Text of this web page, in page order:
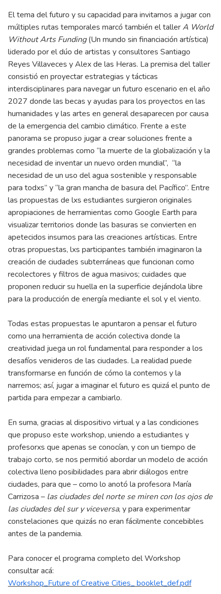
El tema del futuro y su capacidad para invitarnos a jugar con
múltiples rutas temporales marcó también el tallerA World
Without Arts Funding(Un mundo sin financiación artística)
liderado por el dúo de artistas y consultores Santiago
Reyes Villaveces y Alex de las Heras. La premisa del taller
consistió en proyectar estrategias y tácticas
interdisciplinares para navegar un futuro escenario en el año
2027 donde las becas y ayudas para los proyectos en las
humanidades y las artes en general desaparecen por causa
de la emergencia del cambio climático. Frente a este
panorama se propuso jugar a crear soluciones frente a
grandes problemas como “la muerte de la globalización y la
necesidad de inventar un nuevo orden mundial”, “la
necesidad de un uso del agua sostenible y responsable
para todxs” y “la gran mancha de basura del Pacífico”. Entre
las propuestas de lxs estudiantes surgieron originales
apropiaciones de herramientas como Google Earth para
visualizar territorios donde las basuras se convierten en
apetecidos insumos para las creaciones artísticas. Entre
otras propuestas, lxs participantes también imaginaron la
creación de ciudades subterráneas que funcionan como
recolectores y filtros de agua masivos; cuidades que
proponen reducir su huella en la superficie dejándola libre
para la producción de energía mediante el sol y el viento.
Todas estas propuestas le apuntaron a pensar el futuro
como una herramienta de acción colectiva donde la
creatividad juega un rol fundamental para responder a los
desafíos venideros de las ciudades. La realidad puede
transformarse en función de cómo la contemos y la
narremos; así, jugar a imaginar el futuro es quizá el punto de
partida para empezar a cambiarlo.
En suma, gracias al dispositivo virtual y a las condiciones
que propuso este workshop, uniendo a estudiantes y
profesorxs que apenas se conocían, y con un tiempo de
trabajo corto, se nos permitió abordar un modelo de acción
colectiva lleno posibilidades para abrir diálogos entre
ciudades, para que – como lo anotó la profesora María
Carrizosa – las ciudades del norte se miren con los ojos de
las ciudades del sur y viceversa, y para experimentar
constelaciones que quizás no eran fácilmente concebibles
antes de la pandemia.
Para conocer el programa completo del Workshop
consultar acá:
Workshop_Future of Creative Cities_ booklet_def.pdf